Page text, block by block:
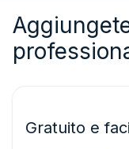
Gratuito e